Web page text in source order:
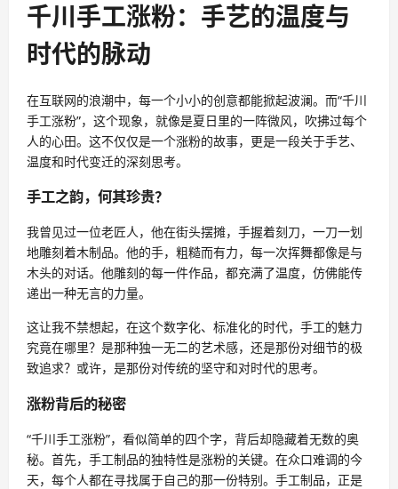
千川手工涨粉：手艺的温度与
时代的脉动
在互联网的浪潮中，每一个小小的创意都能掀起波澜。而“千川
手工涨粉”，这个现象，就像是夏日里的一阵微风，吹拂过每个
人的心田。这不仅仅是一个涨粉的故事，更是一段关于手艺、
温度和时代变迁的深刻思考。
手工之韵，何其珍贵？
我曾见过一位老匠人，他在街头摆摊，手握着刻刀，一刀一划
地雕刻着木制品。他的手，粗糙而有力，每一次挥舞都像是与
木头的对话。他雕刻的每一件作品，都充满了温度，仿佛能传
递出一种无言的力量。
这让我不禁想起，在这个数字化、标准化的时代，手工的魅力
究竟在哪里？是那种独一无二的艺术感，还是那份对细节的极
致追求？或许，是那份对传统的坚守和对时代的思考。
涨粉背后的秘密
“千川手工涨粉”，看似简单的四个字，背后却隐藏着无数的奥
秘。首先，手工制品的独特性是涨粉的关键。在众口难调的今
天，每个人都在寻找属于自己的那一份特别。手工制品，正是